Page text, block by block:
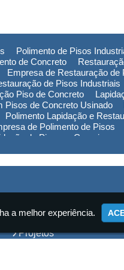
Polimento de Pisos
de Concreto
Empresa de Restauração de
de Pisos Industriais
Piso de Concreto
Pisos de Concreto Usinado
Polimento Lapidação e
de Polimento de Pisos
de Piso em Campinas
Home
Projetos
a melhor experiência.